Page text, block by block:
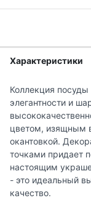
Характеристики
Коллекция
элегантности и
цветом, изящным
окантовкой.
точками придает
настоящим
- это идеальный
качество.